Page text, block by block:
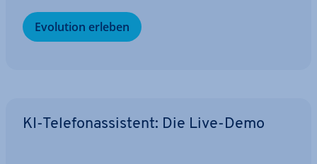
Evolution erleben
KI-Te­le­fon­as­sis­tent: Die Live-Demo